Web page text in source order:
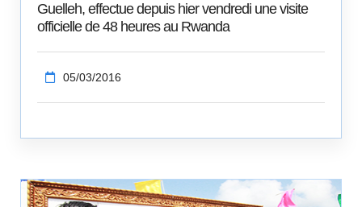
Guelleh, effectue depuis hier vendredi une visite
officielle de 48 heures au Rwanda
05/03/2016